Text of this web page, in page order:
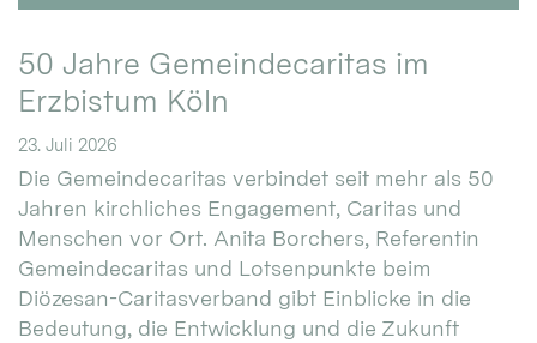
50 Jahre Gemeindecaritas im
Erzbistum Köln
23. Juli 2026
Die Gemeindecaritas verbindet seit mehr als 50
Jahren kirchliches Engagement, Caritas und
Menschen vor Ort. Anita Borchers, Referentin
Gemeindecaritas und Lotsenpunkte beim
Diözesan-Caritasverband gibt Einblicke in die
Bedeutung, die Entwicklung und die Zukunft